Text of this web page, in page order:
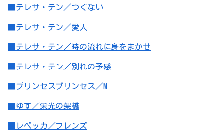
■テレサ・テン／つぐない
■テレサ・テン／愛人
■テレサ・テン／時の流れに身をまかせ
■テレサ・テン／別れの予感
■プリンセスプリンセス／M
■ゆず／栄光の架橋
■レベッカ／フレンズ